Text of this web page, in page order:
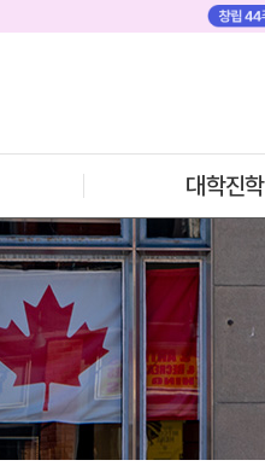
대학진학
프로그램
프로모션
뉴질랜드
뉴질랜드 어학연수
과정소개
프로그램
학생후기
프로모션
일본
일본 어학연수 안내
과정소개
학기별 추천학교
프로그램